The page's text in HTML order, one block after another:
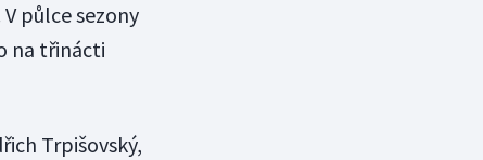
půlce sezony
na třinácti
Trpišovský,